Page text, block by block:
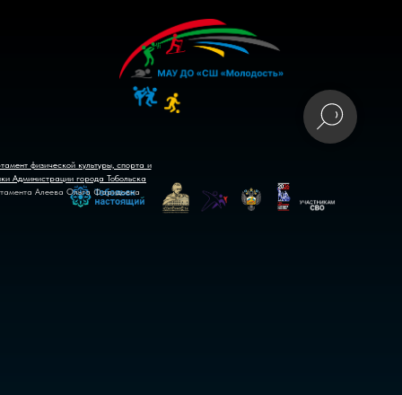
физической культуры, спорта и
Администрации города Тобольска
Алеева Ольга Фаридовна